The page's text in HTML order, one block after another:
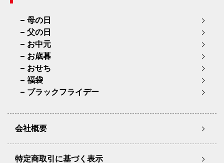
母の日
父の日
お中元
お歳暮
おせち
福袋
ブラックフライデー
会社概要
特定商取引に基づく表示